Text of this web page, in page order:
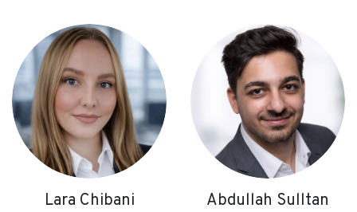
Lara Chibani Abdullah Sulltan